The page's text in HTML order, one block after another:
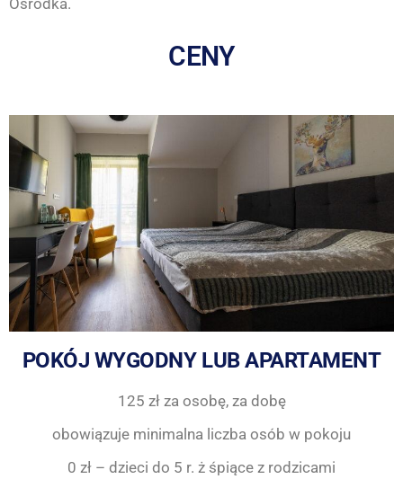
CENY
POKÓJ WYGODNY LUB APARTAMENT
125 zł za osobę, za dobę
obowiązuje minimalna liczba osób w pokoju
0 zł – dzieci do 5 r. ż śpiące z rodzicami